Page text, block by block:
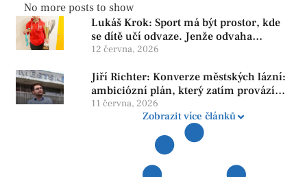
No more posts to show
Lukáš Krok: Sport má být prostor, kde
se dítě učí odvaze. Jenže odvaha
neroste tam, kde se bojí udělat chybu.
12 června, 2026
Jiří Richter: Konverze městských lázní:
ambiciózní plán, který zatím provází
více otazníků než jistot
11 června, 2026
Zobrazit více článků